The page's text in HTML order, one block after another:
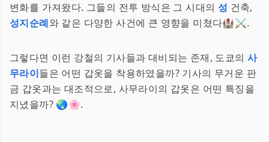
변화를 가져왔다. 그들의 전투 방식은 그 시대의 성 건축,
성지순례와 같은 다양한 사건에 큰 영향을 미쳤다🏰⚔️.
그렇다면 이런 강철의 기사들과 대비되는 존재, 도쿄의 사
무라이들은 어떤 갑옷을 착용하였을까? 기사의 무거운 판
금 갑옷과는 대조적으로, 사무라이의 갑옷은 어떤 특징을
지녔을까? 🌏🌸.